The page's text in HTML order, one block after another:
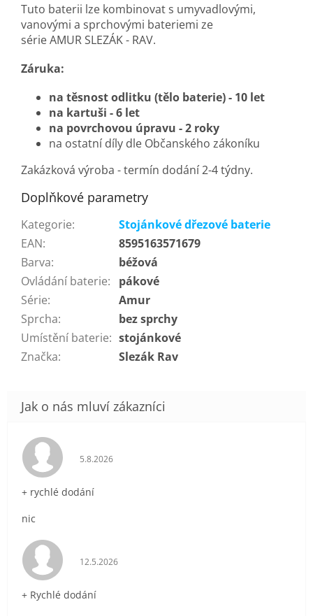
Tuto baterii lze kombinovat s umyvadlovými,
vanovými a sprchovými bateriemi ze
série AMUR SLEZÁK - RAV.
Záruka:
na těsnost odlitku (tělo baterie) - 10 let
na kartuši - 6 let
na povrchovou úpravu - 2 roky
na ostatní díly dle Občanského zákoníku
Zakázková výroba - termín dodání 2-4 týdny.
Doplňkové parametry
Kategorie:
Stojánkové dřezové baterie
EAN:
8595163571679
Barva:
béžová
Ovládání baterie:
pákové
Série:
Amur
Sprcha:
bez sprchy
Umístění baterie: stojánkové
Značka: Slezák Rav
Hodnocení obchodu je 5 z 5 hvězdiček.
5.8.2026
+ rychlé dodání
nic
Hodnocení obchodu je 5 z 5 hvězdiček.
12.5.2026
+ Rychlé dodání